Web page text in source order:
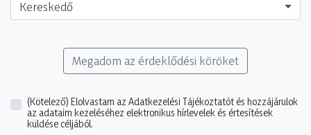
Kereskedő
Megadom az érdeklődési köröket
(Kötelező) Elolvastam az Adatkezelési Tájékoztatót és hozzájárulok
az adataim kezeléséhez elektronikus hírlevelek és értesítések
küldése céljából.